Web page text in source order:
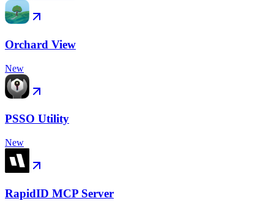
Orchard View
New
PSSO Utility
New
RapidID MCP Server